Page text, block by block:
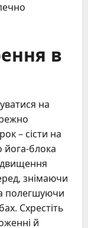
в
на
– сісти на
йога-блока
знімаючи
полегшуючи
Схрестіть
й